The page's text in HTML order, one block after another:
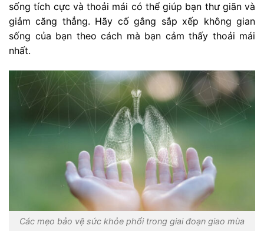
sống tích cực và thoải mái có thể giúp bạn thư giãn và
giảm căng thẳng. Hãy cố gắng sắp xếp không gian
sống của bạn theo cách mà bạn cảm thấy thoải mái
nhất.
Các mẹo bảo vệ sức khỏe phổi trong giai đoạn giao mùa